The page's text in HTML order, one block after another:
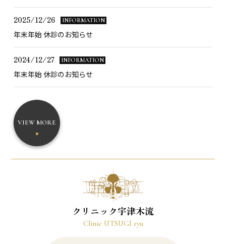
クリニック宇津木流
Clinic UTSUGI ryu
INFORMATION
2025/12/26
年末年始 休診のお知らせ
INFORMATION
2024/12/27
年末年始 休診のお知らせ
VIEW MORE